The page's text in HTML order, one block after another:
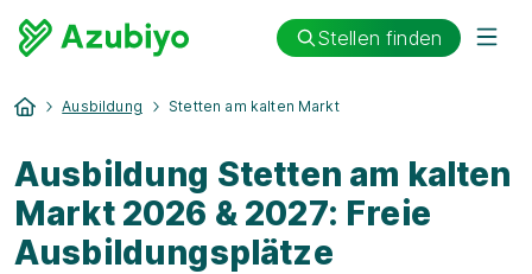
Stellen finden
Ausbildung Stetten am kalten Markt
Ausbildung Stetten am kalten
Markt 2026 & 2027: Freie
Ausbildungsplätze